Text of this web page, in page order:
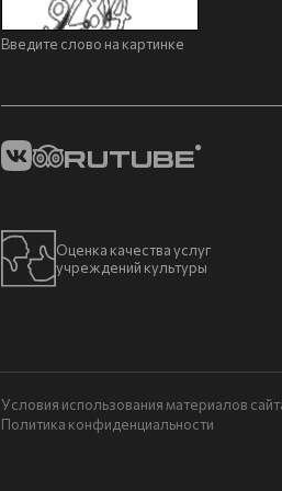
Введите слово на картинке
Оценка качества услуг
учреждений культуры
Условия использования материалов
Политика конфиденциальности